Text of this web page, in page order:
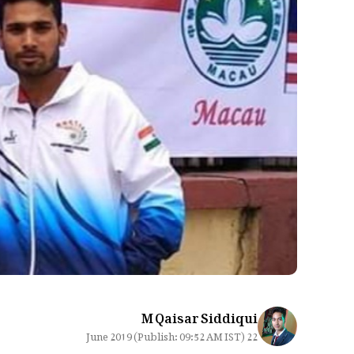
M Qaisar Siddiqui
22 June 2019 (Publish: 09:52 AM IST)